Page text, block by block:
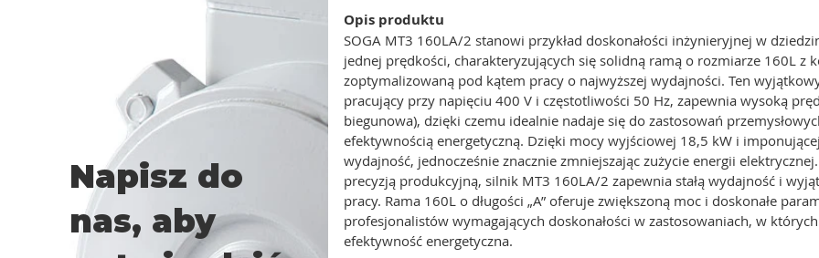
Opis produktu
SOGA MT3 160LA/2 stanowi przykład doskonałości inżynieryjnej w
jednej prędkości, charakteryzujących się solidną ramą o rozmiarze 160L z
zoptymalizowaną pod kątem pracy o najwyższej wydajności. Ten
pracujący przy napięciu 400 V i częstotliwości 50 Hz, zapewnia wysoką
biegunowa), dzięki czemu idealnie nadaje się do zastosowań
efektywnością energetyczną. Dzięki mocy wyjściowej 18,5 kW i
wydajność, jednocześnie znacznie zmniejszając zużycie energii
precyzją produkcyjną, silnik MT3 160LA/2 zapewnia stałą wydajność i
pracy. Rama 160L o długości „A” oferuje zwiększoną moc i doskonałe
profesjonalistów wymagających doskonałości w zastosowaniach, w
efektywność energetyczna.
Napisz do
nas, aby